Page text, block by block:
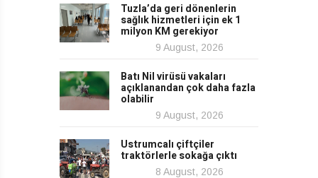
Tuzla’da geri dönenlerin
sağlık hizmetleri için ek 1
milyon KM gerekiyor
9 August, 2026
Batı Nil virüsü vakaları
açıklanandan çok daha fazla
olabilir
9 August, 2026
Ustrumcalı çiftçiler
traktörlerle sokağa çıktı
8 August, 2026